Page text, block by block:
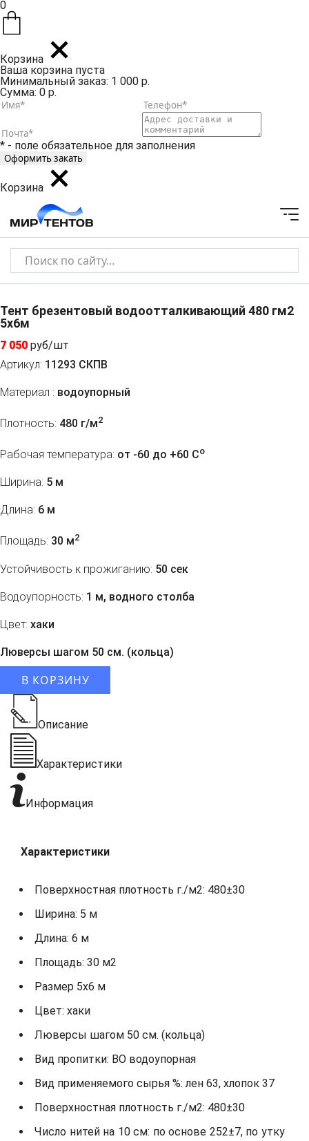
0
Корзина
Ваша корзина пуста
Минимальный заказ: 1 000 р.
Сумма: 0 р.
* - поле обязательное для заполнения
Корзина
Тент брезентовый водоотталкивающий 480 гм2
5x6м
7 050 руб/шт
Артикул: 11293 СКПВ
Материал : водоупорный
Плотность: 480 г/м2
Рабочая температура: от -60 до +60 Co
Ширина: 5 м
Длина: 6 м
Площадь: 30 м2
Устойчивость к прожиганию: 50 сек
Водоупорность: 1 м, водного столба
Цвет: хаки
Люверсы шагом 50 см. (кольца)
В КОРЗИНУ
Описание
Характеристики
Информация
Характеристики
Поверхностная плотность г./м2: 480±30
Ширина: 5 м
Длина: 6 м
Площадь: 30 м2
Размер 5х6 м
Цвет: хаки
Люверсы шагом 50 см. (кольца)
Вид пропитки: ВО водоупорная
Вид применяемого сырья %: лен 63, хлопок 37
Поверхностная плотность г./м2: 480±30
Число нитей на 10 см: по основе 252±7, по утку